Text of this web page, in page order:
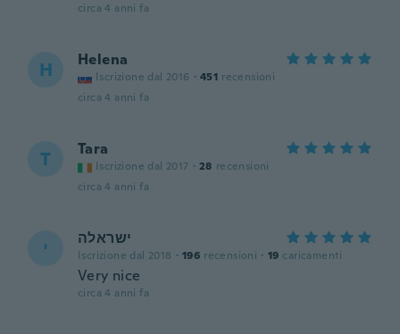
circa 4 anni fa
H Helena
Iscrizione dal 2016 · 451 recensioni
circa 4 anni fa
T Tara
Iscrizione dal 2017 · 28 recensioni
circa 4 anni fa
י ישראלה
Iscrizione dal 2018 · 196 recensioni · 19 caricamenti
Very nice
circa 4 anni fa